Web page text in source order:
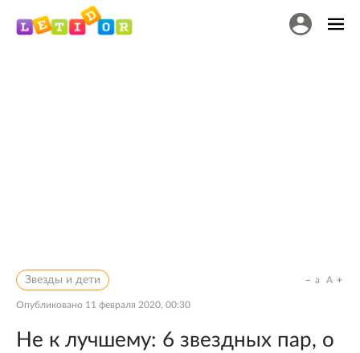
Звезды и дети
Опубликовано 11 февраля 2020, 00:30
a A
Не к лучшему: 6 звездных пар, о